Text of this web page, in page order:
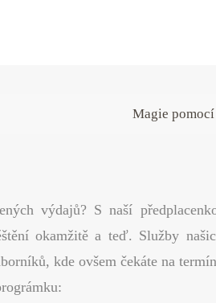
Magie
výdajů? S naší
okamžitě a teď. Služby
kde ovšem čekáte na